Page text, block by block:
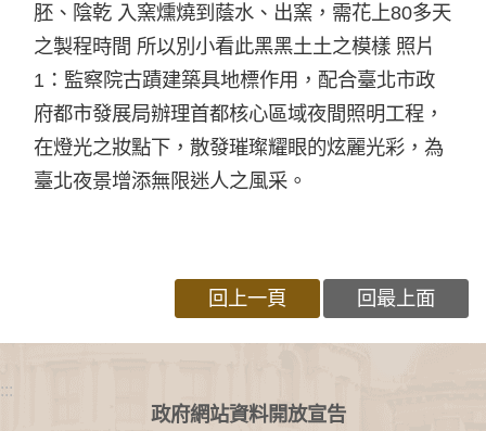
胚、陰乾 入窯燻燒到蔭水、出窯，需花上80多天
之製程時間 所以別小看此黑黑土土之模樣 照片
1：監察院古蹟建築具地標作用，配合臺北市政
府都市發展局辦理首都核心區域夜間照明工程，
在燈光之妝點下，散發璀璨耀眼的炫麗光彩，為
臺北夜景增添無限迷人之風采。
回上一頁 回最上面
:::
政府網站資料開放宣告